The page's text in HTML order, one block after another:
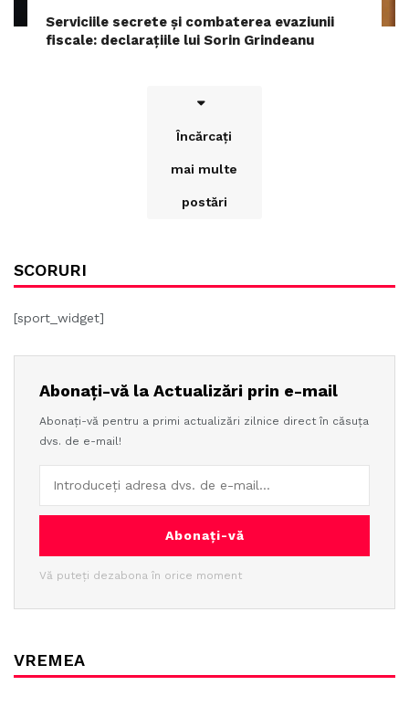
Serviciile secrete și combaterea evaziunii
fiscale: declarațiile lui Sorin Grindeanu
Încărcați
mai multe
postări
SCORURI
[sport_widget]
Abonați-vă la Actualizări prin e-mail
Abonați-vă pentru a primi actualizări zilnice direct în căsuța
dvs. de e-mail!
Abonați-vă
Vă puteți dezabona în orice moment
VREMEA